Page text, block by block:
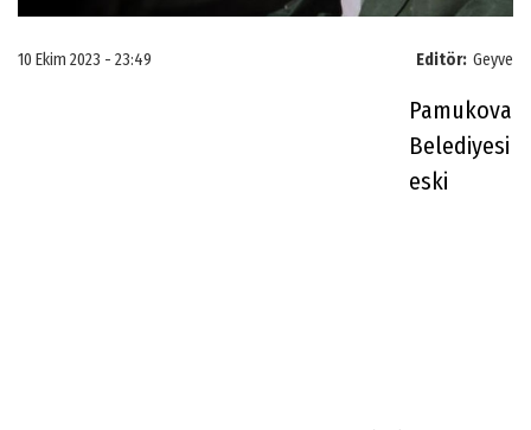
Editör: Geyve
10 Ekim 2023 - 23:49
Pamukova
Belediyesi
eski